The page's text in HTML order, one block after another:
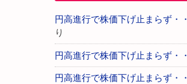
円高進行で株価下げ止まらず・・
り
円高進行で株価下げ止まらず・・
円高進行で株価下げ止まらず・・